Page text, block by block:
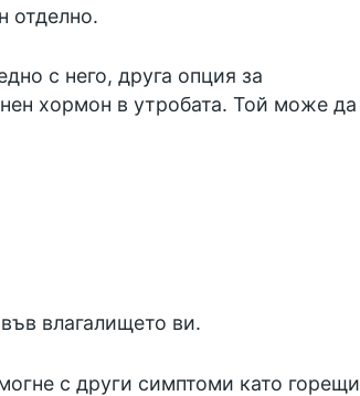
отделно.
с него, друга опция за
хормон в утробата. Той може да
влагалището ви.
с други симптоми като горещи